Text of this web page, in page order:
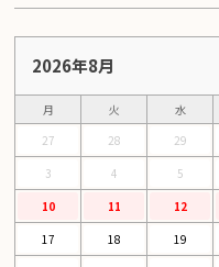
2026年8月
月 火 水
27
28 29
3
4 5
10
11 12
17
18 19